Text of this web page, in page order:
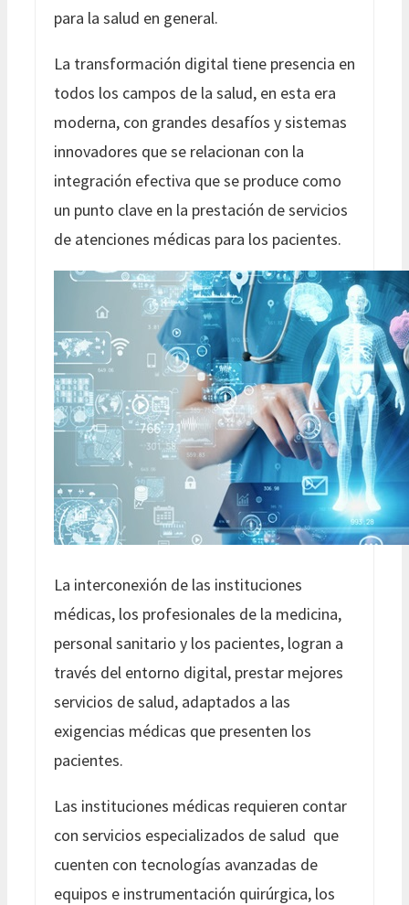
para la salud en general.
La transformación digital tiene presencia en
todos los campos de la salud, en esta era
moderna, con grandes desafíos y sistemas
innovadores que se relacionan con la
integración efectiva que se produce como
un punto clave en la prestación de servicios
de atenciones médicas para los pacientes.
La interconexión de las instituciones
médicas, los profesionales de la medicina,
personal sanitario y los pacientes, logran a
través del entorno digital, prestar mejores
servicios de salud, adaptados a las
exigencias médicas que presenten los
pacientes.
Las instituciones médicas requieren contar
con servicios especializados de salud que
cuenten con tecnologías avanzadas de
equipos e instrumentación quirúrgica, los